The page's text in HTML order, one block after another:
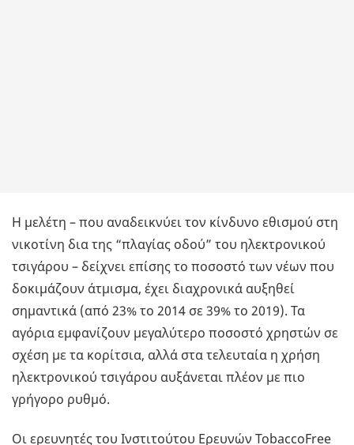
Η μελέτη – που αναδεικνύει τον κίνδυνο εθισμού στη
νικοτίνη δια της “πλαγίας οδού” του ηλεκτρονικού
τσιγάρου – δείχνει επίσης το ποσοστό των νέων που
δοκιμάζουν άτμισμα, έχει διαχρονικά αυξηθεί
σημαντικά (από 23% το 2014 σε 39% το 2019). Τα
αγόρια εμφανίζουν μεγαλύτερο ποσοστό χρηστών σε
σχέση με τα κορίτσια, αλλά στα τελευταία η χρήση
ηλεκτρονικού τσιγάρου αυξάνεται πλέον με πιο
γρήγορο ρυθμό.
Οι ερευνητές του Ινστιτούτου Ερευνών TobaccoFree